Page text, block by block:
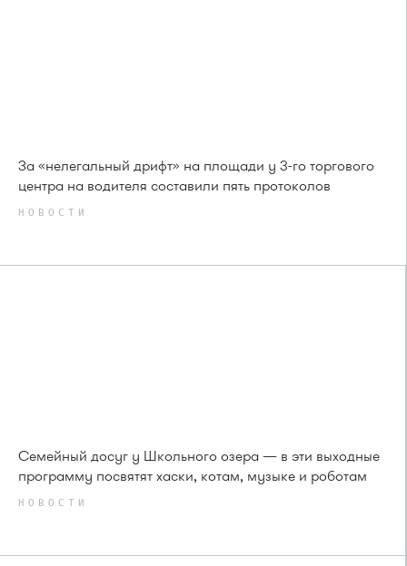
За «нелегальный дрифт» на площади у 3-го торгового
центра на водителя составили пять протоколов
НОВОСТИ
Семейный досуг у Школьного озера — в эти выходные
программу посвятят хаски, котам, музыке и роботам
НОВОСТИ